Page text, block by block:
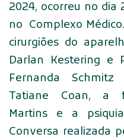
2024, ocorreu no dia
no Complexo
cirurgiões do
Darlan Kestering e
Fernanda
Tatiane Coan, a
Martins e a
Conversa realizada